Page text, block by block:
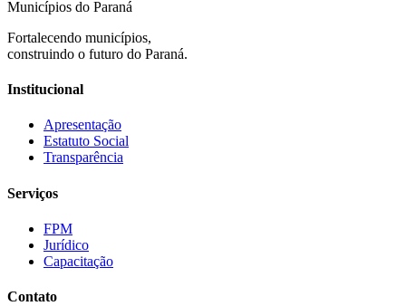
Municípios do Paraná
Fortalecendo municípios,
construindo o futuro do Paraná.
Institucional
Apresentação
Estatuto Social
Transparência
Serviços
FPM
Jurídico
Capacitação
Contato